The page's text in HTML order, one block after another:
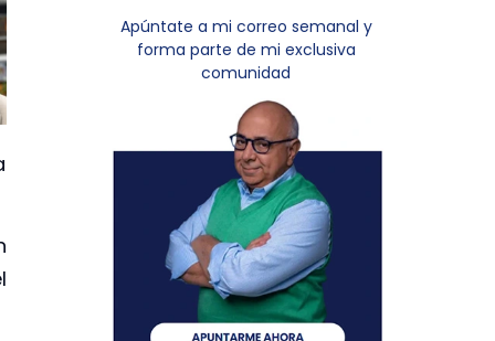
Apúntate a mi correo semanal y
forma parte de mi exclusiva
comunidad